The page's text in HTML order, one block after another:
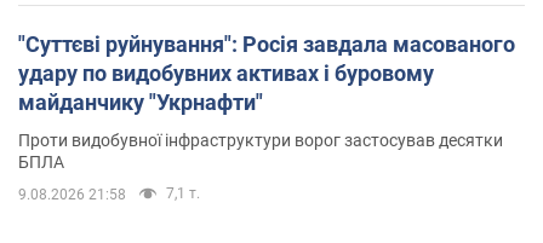
"Суттєві руйнування": Росія завдала масованого
удару по видобувних активах і буровому
майданчику "Укрнафти"
Проти видобувної інфраструктури ворог застосував десятки
БПЛА
9.08.2026 21:58 7,1 т.